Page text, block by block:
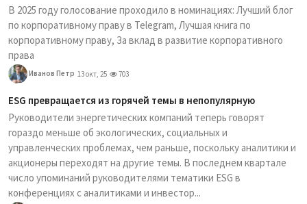
В 2025 году голосование проходило в номинациях: Лучший блог
по корпоративному праву в Telegram, Лучшая книга по
корпоративному праву, За вклад в развитие корпоративного
права
Иванов Петр 13 окт, 25 703
ESG превращается из горячей темы в непопулярную
Руководители энергетических компаний теперь говорят
гораздо меньше об экологических, социальных и
управленческих проблемах, чем раньше, поскольку аналитики и
акционеры переходят на другие темы. В последнем квартале
число упоминаний руководителями тематики ESG в
конференциях с аналитиками и инвестор...